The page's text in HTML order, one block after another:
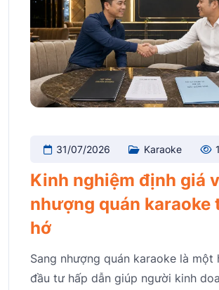
31/07/2026 Karaoke
Kinh nghiệm định giá
nhượng quán karaoke
hớ
Sang nhượng quán karaoke là một
đầu tư hấp dẫn giúp người kinh